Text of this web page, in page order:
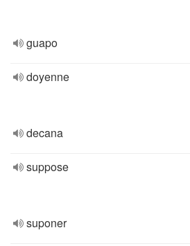
guapo
doyenne
decana
suppose
suponer